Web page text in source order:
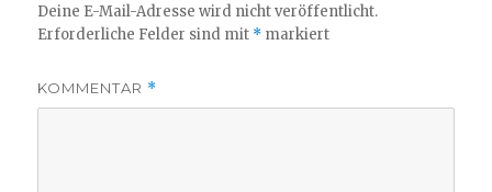
Deine E-Mail-Adresse wird nicht veröffentlicht.
Erforderliche Felder sind mit * markiert
KOMMENTAR *